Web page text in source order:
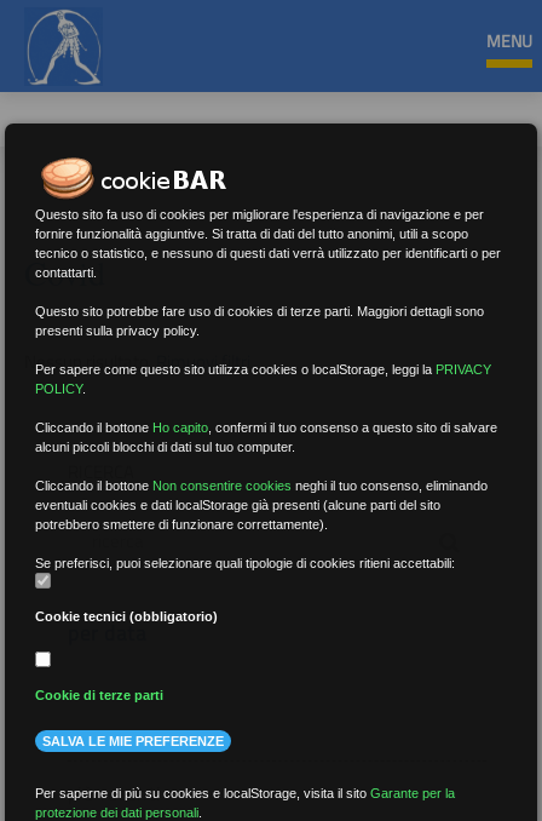
MENU
Covid
Nessun risultato.Rimuovi filtri
per data
più recenti
Questo sito fa uso di cookies per migliorare l'esperienza di navigazione e per
fornire funzionalità aggiuntive. Si tratta di dati del tutto anonimi, utili a scopo
tecnico o statistico, e nessuno di questi dati verrà utilizzato per identificarti o per
contattarti.
Questo sito potrebbe fare uso di cookies di terze parti. Maggiori dettagli sono
presenti sulla privacy policy.
Per sapere come questo sito utilizza cookies o localStorage, leggi la PRIVACY
POLICY.
Cliccando il bottone Ho capito ,confermi il tuo consenso a questo sito di salvare
alcuni piccoli blocchi di dati sul tuo computer.
Cliccando il bottone Non consentire cookies neghi il tuo consenso, eliminando
eventuali cookies e dati localStorage già presenti (alcune parti del sito
potrebbero smettere di funzionare correttamente).
Se preferisci, puoi selezionare quali tipologie di cookies ritieni accettabili:
Cookie tecnici (obbligatorio)
Cookie di terze parti
SALVA LE MIE PREFERENZE
Per saperne di più su cookies e localStorage, visita il sitoGarante per la
protezione dei dati personali